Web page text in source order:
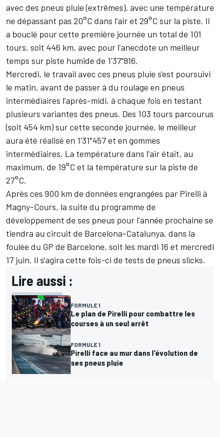
avec des pneus pluie (extrêmes), avec une température
ne dépassant pas 20°C dans l'air et 29°C sur la piste. Il
a bouclé pour cette première journée un total de 101
tours, soit 446 km, avec pour l'anecdote un meilleur
temps sur piste humide de 1'37"816.
Mercredi, le travail avec ces pneus pluie s'est poursuivi
le matin, avant de passer à du roulage en pneus
intermédiaires l'après-midi, à chaque fois en testant
plusieurs variantes des pneus. Des 103 tours parcourus
(soit 454 km) sur cette seconde journée, le meilleur
aura été réalisé en 1'31"457 et en gommes
intermédiaires. La température dans l'air était, au
maximum, de 19°C et la température sur la piste de
27°C.
Après ces 900 km de données engrangées par Pirelli à
Magny-Cours, la suite du programme de
développement de ses pneus pour l'année prochaine se
tiendra au circuit de Barcelona-Catalunya, dans la
foulée du GP de Barcelone, soit les mardi 16 et mercredi
17 juin. Il s'agira cette fois-ci de tests de pneus slicks.
Lire aussi :
FORMULE 1
Le plan de Pirelli pour combattre les
courses à un seul arrêt
FORMULE 1
Pirelli face au mur dans l'évolution de
ses pneus pluie